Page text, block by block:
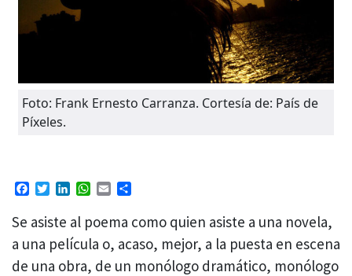
Foto: Frank Ernesto Carranza. Cortesía de: País de
Píxeles.
Facebook
TwitterLinkedIn
WhatsApp
Email
Se asiste al poema como quien asiste a una novela,
a una película o, acaso, mejor, a la puesta en escena
de una obra, de un monólogo dramático, monólogo